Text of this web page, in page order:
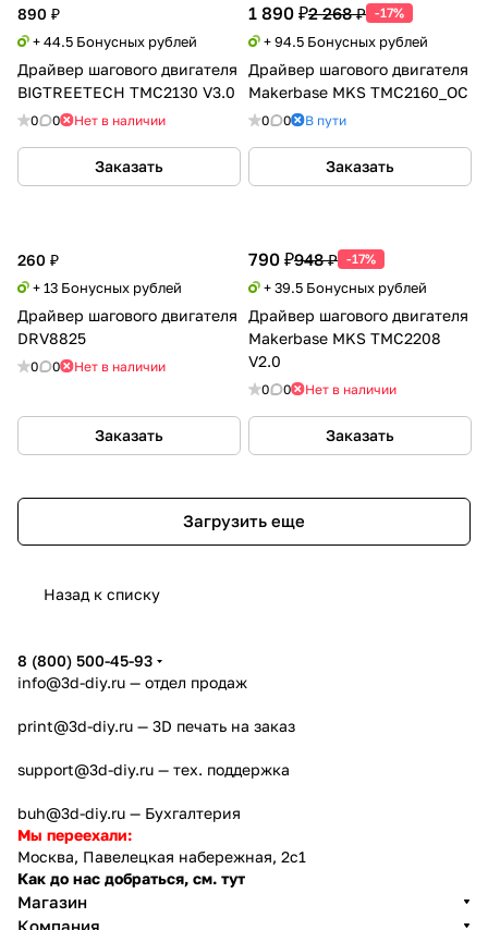
890 ₽
+ 44.5 Бонусных рублей
Драйвер шагового двигателя
BIGTREETECH TMC2130 V3.0
0 0 Нет в наличии
Заказать
1 890 ₽2 268 ₽ -17%
+ 94.5 Бонусных рублей
Драйвер шагового двигателя
Makerbase MKS TMC2160_OC
0 0 В пути
Заказать
260 ₽
+ 13 Бонусных рублей
Драйвер шагового двигателя
DRV8825
0 0 Нет в наличии
Заказать
790 ₽948 ₽ -17%
+ 39.5 Бонусных рублей
Драйвер шагового двигателя
Makerbase MKS TMC2208
V2.0
0 0 Нет в наличии
Заказать
Загрузить еще
Назад к списку
8 (800) 500-45-93
info@3d-diy.ru — отдел продаж
print@3d-diy.ru — 3D печать на заказ
support@3d-diy.ru — тех. поддержка
buh@3d-diy.ru — Бухгалтерия
Мы переехали:
Москва, Павелецкая набережная, 2с1
Как до нас добраться, см. тут
Магазин
Компания